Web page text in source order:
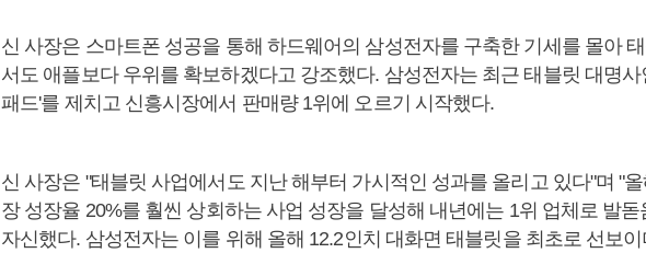
신 사장은 스마트폰 성공을 통해 하드웨어의 삼성전자를 구축한 기세를 몰아 태
서도 애플보다 우위를 확보하겠다고 강조했다. 삼성전자는 최근 태블릿 대명사
패드'를 제치고 신흥시장에서 판매량 1위에 오르기 시작했다.
신 사장은 "태블릿 사업에서도 지난 해부터 가시적인 성과를 올리고 있다"며 "올
장 성장율 20%를 훨씬 상회하는 사업 성장을 달성해 내년에는 1위 업체로 발
자신했다. 삼성전자는 이를 위해 올해 12.2인치 대화면 태블릿을 최초로 선보